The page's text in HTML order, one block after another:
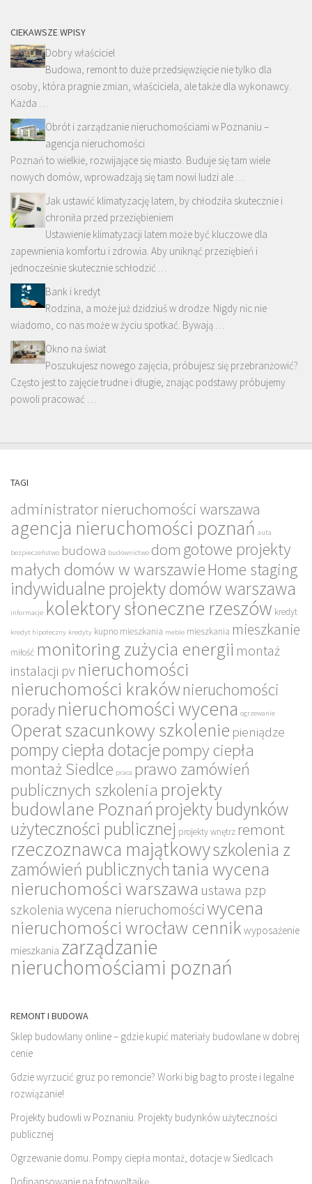
CIEKAWSZE WPISY
Dobry właściciel
Budowa, remont to duże przedsięwzięcie nie tylko dla
osoby, która pragnie zmian, właściciela, ale także dla wykonawcy.
Każda …
Obrót i zarządzanie nieruchomościami w Poznaniu –
agencja nieruchomości
Poznań to wielkie, rozwijające się miasto. Buduje się tam wiele
nowych domów, wprowadzają się tam nowi ludzi ale …
Jak ustawić klimatyzację latem, by chłodziła skutecznie i
chroniła przed przeziębieniem
Ustawienie klimatyzacji latem może być kluczowe dla
zapewnienia komfortu i zdrowia. Aby uniknąć przeziębień i
jednocześnie skutecznie schłodzić …
Bank i kredyt
Rodzina, a może już dzidziuś w drodze. Nigdy nic nie
wiadomo, co nas może w życiu spotkać. Bywają …
Okno na świat
Poszukujesz nowego zajęcia, próbujesz się przebranżowić?
Często jest to zajęcie trudne i długie, znając podstawy próbujemy
powoli pracować …
TAGI
administrator nieruchomości warszawa
agencja nieruchomości poznań auta
bezpieczeństwo budowa budownictwo dom gotowe projekty
małych domów w warszawie Home staging
indywidualne projekty domów warszawa
informacje kolektory słoneczne rzeszów kredyt
kredyt hipoteczny kredyty kupno mieszkania meble mieszkania mieszkanie
miłość monitoring zużycia energii montaż
instalacji pv nieruchomości
nieruchomości krakównieruchomości
poradynieruchomości wycena ogrzewanie
Operat szacunkowy szkolenie pieniądze
pompy ciepła dotacjepompy ciepła
montaż Siedlce praca prawo zamówień
publicznych szkolenia projekty
budowlane Poznańprojekty budynków
użyteczności publicznej projekty wnętrz remont
rzeczoznawca majątkowyszkolenia z
zamówień publicznychtania wycena
nieruchomości warszawa ustawa pzp
szkolenia wycena nieruchomościwycena
nieruchomości wrocław cennik wyposażenie
mieszkania zarządzanie
nieruchomościami poznań
REMONT I BUDOWA
Sklep budowlany online – gdzie kupić materiały budowlane w dobrej
cenie
Gdzie wyrzucić gruz po remoncie? Worki big bag to proste i legalne
rozwiązanie!
Projekty budowli w Poznaniu. Projekty budynków użyteczności
publicznej
Ogrzewanie domu. Pompy ciepła montaż, dotacje w Siedlcach